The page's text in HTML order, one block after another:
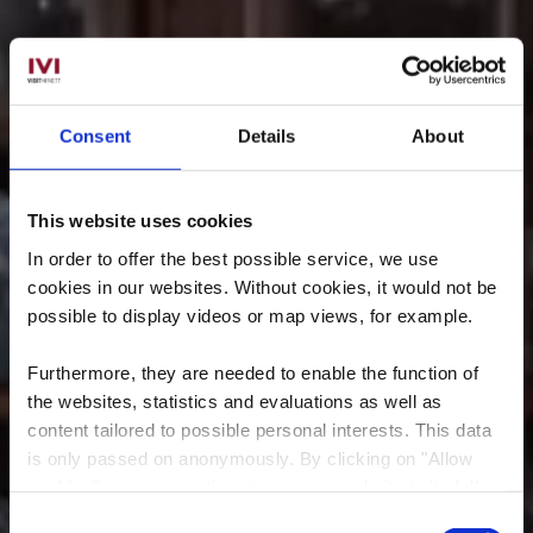
Consent Details About
This website uses cookies
In order to offer the best possible service, we use
cookies in our websites. Without cookies, it would not be
possible to display videos or map views, for example.
Furthermore, they are needed to enable the function of
the websites, statistics and evaluations as well as
content tailored to possible personal interests. This data
is only passed on anonymously. By clicking on "Allow
Landwirtschaftliches
und handwerkliches